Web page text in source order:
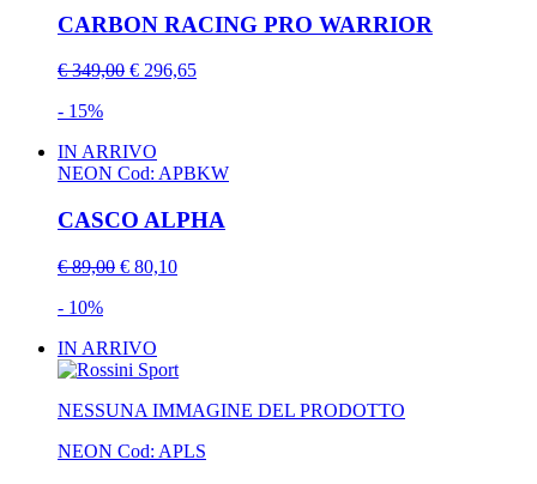
CARBON RACING PRO WARRIOR
€ 349,00 € 296,65
- 15%
IN ARRIVO
NEON Cod: APBKW
CASCO ALPHA
€ 89,00 € 80,10
- 10%
IN ARRIVO
NESSUNA IMMAGINE DEL PRODOTTO
NEON Cod: APLS